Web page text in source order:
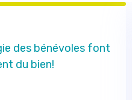
des bénévoles font
du bien!